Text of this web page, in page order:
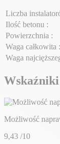
Liczba
Ilość betonu :
Powierzchnia :
Waga całkowita :
Waga
Możliwość
9,43 /10